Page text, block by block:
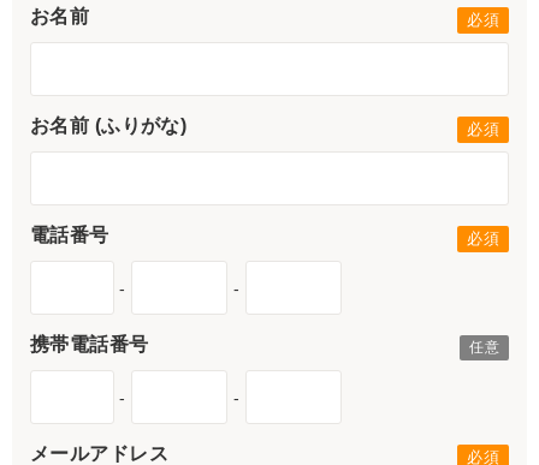
お名前
お名前 (ふりがな)
電話番号
- -
携帯電話番号
- -
メールアドレス